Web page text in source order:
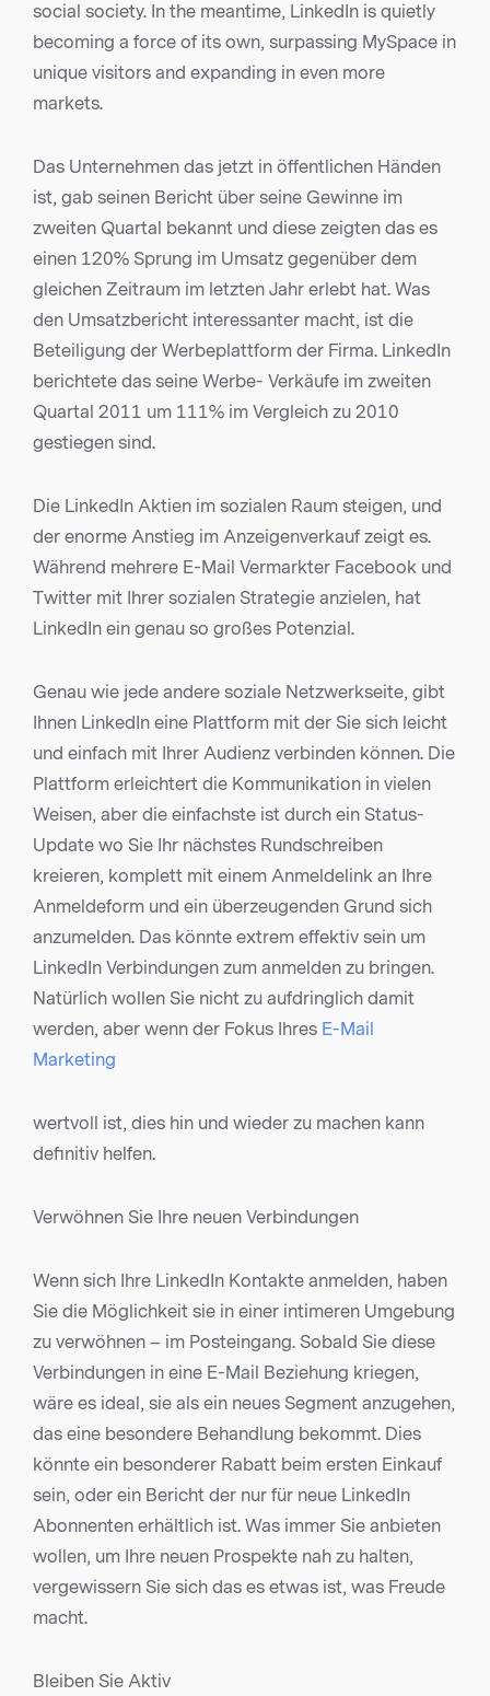
social society. In the meantime, LinkedIn is quietly
becoming a force of its own, surpassing MySpace in
unique visitors and expanding in even more
markets.
Das Unternehmen das jetzt in öffentlichen Händen
ist, gab seinen Bericht über seine Gewinne im
zweiten Quartal bekannt und diese zeigten das es
einen 120% Sprung im Umsatz gegenüber dem
gleichen Zeitraum im letzten Jahr erlebt hat. Was
den Umsatzbericht interessanter macht, ist die
Beteiligung der Werbeplattform der Firma. LinkedIn
berichtete das seine Werbe- Verkäufe im zweiten
Quartal 2011 um 111% im Vergleich zu 2010
gestiegen sind.
Die LinkedIn Aktien im sozialen Raum steigen, und
der enorme Anstieg im Anzeigenverkauf zeigt es.
Während mehrere E-Mail Vermarkter Facebook und
Twitter mit Ihrer sozialen Strategie anzielen, hat
LinkedIn ein genau so großes Potenzial.
Genau wie jede andere soziale Netzwerkseite, gibt
Ihnen LinkedIn eine Plattform mit der Sie sich leicht
und einfach mit Ihrer Audienz verbinden können. Die
Plattform erleichtert die Kommunikation in vielen
Weisen, aber die einfachste ist durch ein Status-
Update wo Sie Ihr nächstes Rundschreiben
kreieren, komplett mit einem Anmeldelink an Ihre
Anmeldeform und ein überzeugenden Grund sich
anzumelden. Das könnte extrem effektiv sein um
LinkedIn Verbindungen zum anmelden zu bringen.
Natürlich wollen Sie nicht zu aufdringlich damit
werden, aber wenn der Fokus Ihres E-Mail
Marketing
wertvoll ist, dies hin und wieder zu machen kann
definitiv helfen.
Verwöhnen Sie Ihre neuen Verbindungen
Wenn sich Ihre LinkedIn Kontakte anmelden, haben
Sie die Möglichkeit sie in einer intimeren Umgebung
zu verwöhnen – im Posteingang. Sobald Sie diese
Verbindungen in eine E-Mail Beziehung kriegen,
wäre es ideal, sie als ein neues Segment anzugehen,
das eine besondere Behandlung bekommt. Dies
könnte ein besonderer Rabatt beim ersten Einkauf
sein, oder ein Bericht der nur für neue LinkedIn
Abonnenten erhältlich ist. Was immer Sie anbieten
wollen, um Ihre neuen Prospekte nah zu halten,
vergewissern Sie sich das es etwas ist, was Freude
macht.
Bleiben Sie Aktiv